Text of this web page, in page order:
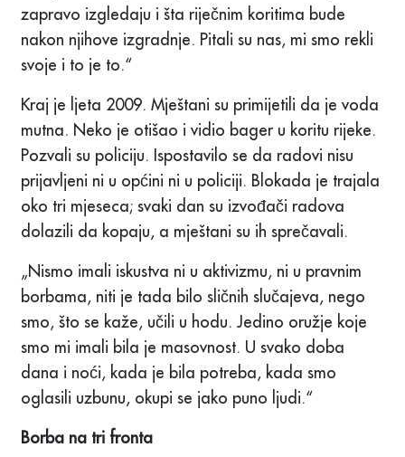
zapravo izgledaju i šta riječnim koritima bude
nakon njihove izgradnje. Pitali su nas, mi smo rekli
svoje i to je to.“
Kraj je ljeta 2009. Mještani su primijetili da je voda
mutna. Neko je otišao i vidio bager u koritu rijeke.
Pozvali su policiju. Ispostavilo se da radovi nisu
prijavljeni ni u općini ni u policiji. Blokada je trajala
oko tri mjeseca; svaki dan su izvođači radova
dolazili da kopaju, a mještani su ih sprečavali.
„Nismo imali iskustva ni u aktivizmu, ni u pravnim
borbama, niti je tada bilo sličnih slučajeva, nego
smo, što se kaže, učili u hodu. Jedino oružje koje
smo mi imali bila je masovnost. U svako doba
dana i noći, kada je bila potreba, kada smo
oglasili uzbunu, okupi se jako puno ljudi.“
Borba na tri fronta